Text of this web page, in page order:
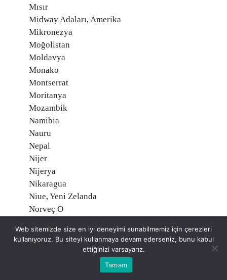
Mısır
Midway Adaları, Amerika
Mikronezya
Moğolistan
Moldavya
Monako
Montserrat
Moritanya
Mozambik
Namibia
Nauru
Nepal
Nijer
Nijerya
Nikaragua
Niue, Yeni Zelanda
Norveç O
Özbekistan
Palmyra Atoll, Amerika
Web sitemizde size en iyi deneyimi sunabilmemiz için çerezleri
kullanıyoruz. Bu siteyi kullanmaya devam ederseniz, bunu kabul
ettiğinizi varsayarız.
Tamam